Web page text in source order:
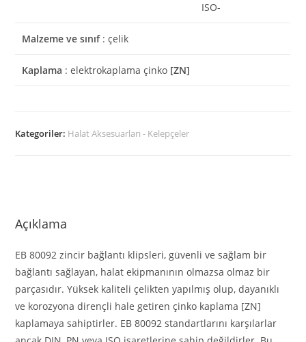
ISO-
Malzeme ve sınıf: çelik
Kaplama : elektrokaplama çinko [ZN]
Kategoriler: Halat Aksesuarları - Kelepçeler
Açıklama
EB 80092 zincir bağlantı klipsleri, güvenli ve sağlam bir
bağlantı sağlayan, halat ekipmanının olmazsa olmaz bir
parçasıdır. Yüksek kaliteli çelikten yapılmış olup, dayanıklı
ve korozyona dirençli hale getiren çinko kaplama [ZN]
kaplamaya sahiptirler. EB 80092 standartlarını karşılarlar